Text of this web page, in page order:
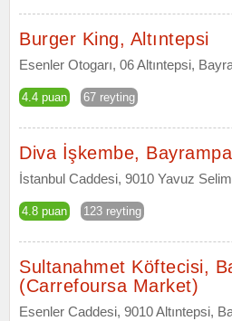
Burger King, Altıntepsi
Esenler Otogarı, 06 Altıntepsi,
4.4 puan 67 reyting
Diva İşkembe,
İstanbul Caddesi, 9010 Yavuz
4.8 puan 123 reyting
Sultanahmet Köftecisi,
(Carrefoursa Market)
Esenler Caddesi, 9010 Altıntepsi,